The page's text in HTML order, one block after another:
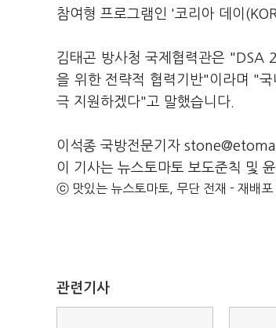
참여형 프로그램인 '코리아 데이
김태곤 방사청 국제협력관은 "DSA
을 위한 전략적 협력기반"이라며 "
극 지원하겠다"고 말했습니다.
이석종 국방전문기자
이 기사는 뉴스토마토 보도준칙 및
ⓒ 맛있는 뉴스토마토, 무단 전재 - 재배포
관련기사